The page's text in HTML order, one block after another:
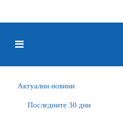
Актуални новини
Последните 30 дни